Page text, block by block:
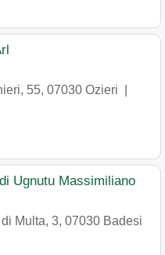
55, 07030 Ozieri
Ugnutu Massimiliano
Multa, 3, 07030 Badesi